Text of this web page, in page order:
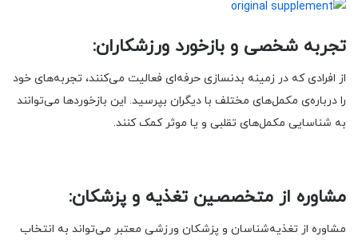
تجربه شخصی و بازخورد ورزشکاران:
از افرادی که در زمینه بدنسازی حرفه‌ای فعالیت می‌کنند، تجربه‌های خود
را درباره‌ی مکمل‌های مختلف با دیگران بپرسید. این بازخوردها می‌توانند
به شناسایی مکمل‌های تقلبی و یا موثر کمک کنند.
مشاوره از متخصصین تغذیه و پزشکان:
مشاوره از تغذیه‌شناسان و پزشکان ورزشی معتبر می‌تواند به انتخاب